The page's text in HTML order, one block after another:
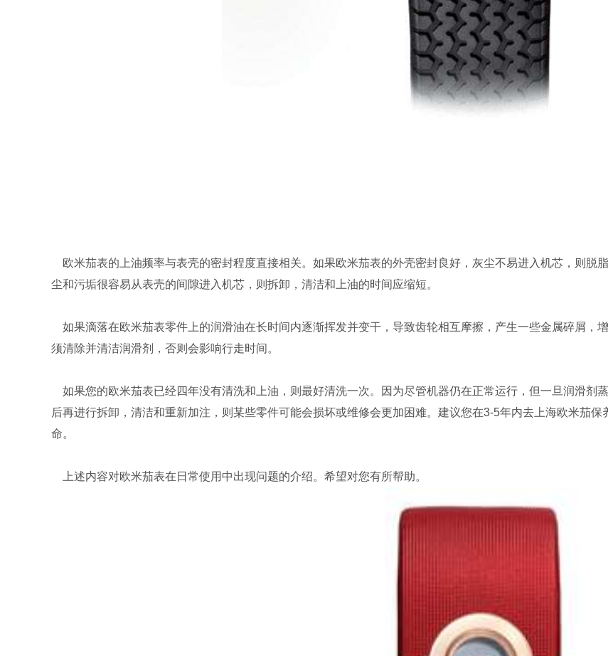
欧米茄表的上油频率与表壳的密封程度直接相关。如果欧米茄表的外壳密封良好，灰尘不易进入机芯，则脱
尘和污垢很容易从表壳的间隙进入机芯，则拆卸，清洁和上油的时间应缩短。
如果滴落在欧米茄表零件上的润滑油在长时间内逐渐挥发并变干，导致齿轮相互摩擦，产生一些金属碎屑，
须清除并清洁润滑剂，否则会影响行走时间。
如果您的欧米茄表已经四年没有清洗和上油，则最好清洗一次。因为尽管机器仍在正常运行，但一旦润滑剂
后再进行拆卸，清洁和重新加注，则某些零件可能会损坏或维修会更加困难。建议您在3-5年内去上海欧米茄
命。
上述内容对欧米茄表在日常使用中出现问题的介绍。希望对您有所帮助。